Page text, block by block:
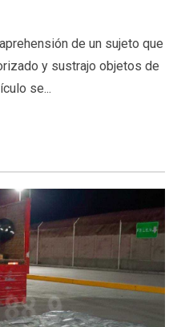
de un sujeto que
y sustrajo objetos de
se...